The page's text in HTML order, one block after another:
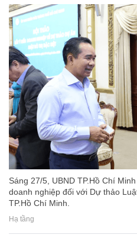
Sáng 27/5, UBND TP.Hồ Chí
doanh nghiệp đối với Dự thảo
TP.Hồ Chí Minh.
Hạ tầng